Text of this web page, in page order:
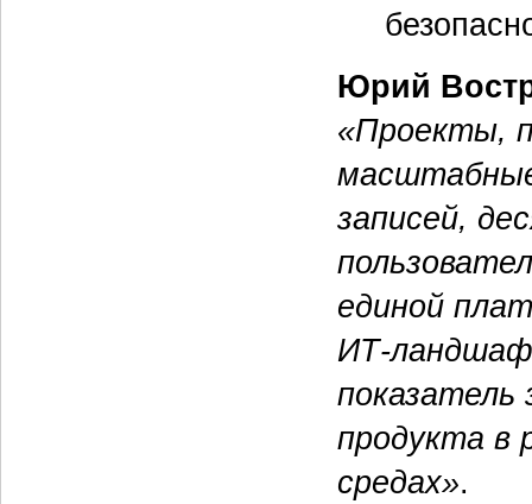
Юрий
«Проекты,
записей,
единой
ИТ-
продукта в
средах».